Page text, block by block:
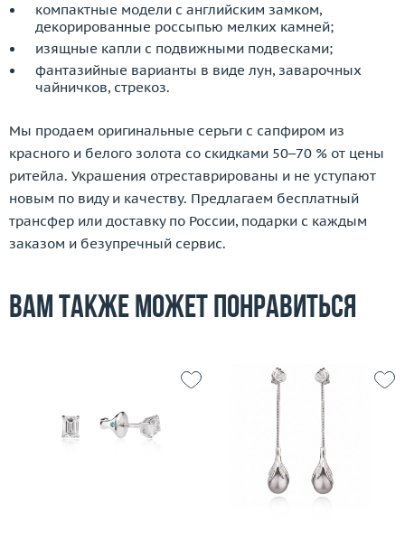
компактные модели с английским замком,
декорированные россыпью мелких камней;
изящные капли с подвижными подвесками;
фантазийные варианты в виде лун, заварочных
чайничков, стрекоз.
Мы продаем оригинальные серьги с сапфиром из
красного и белого золота со скидками 50–70 % от цены
ритейла. Украшения отреставрированы и не уступают
новым по виду и качеству. Предлагаем бесплатный
трансфер или доставку по России, подарки с каждым
заказом и безупречный сервис.
Вам также может понравиться